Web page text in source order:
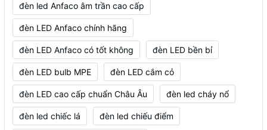
đèn led Anfaco âm trần cao cấp
đèn LED Anfaco chính hãng
đèn LED Anfaco có tốt không đèn LED bền bỉ
đèn LED bulb MPE đèn LED cắm cỏ
đèn LED cao cấp chuẩn Châu Âu đèn led cháy nổ
đèn led chiếc lá đèn led chiếu điểm